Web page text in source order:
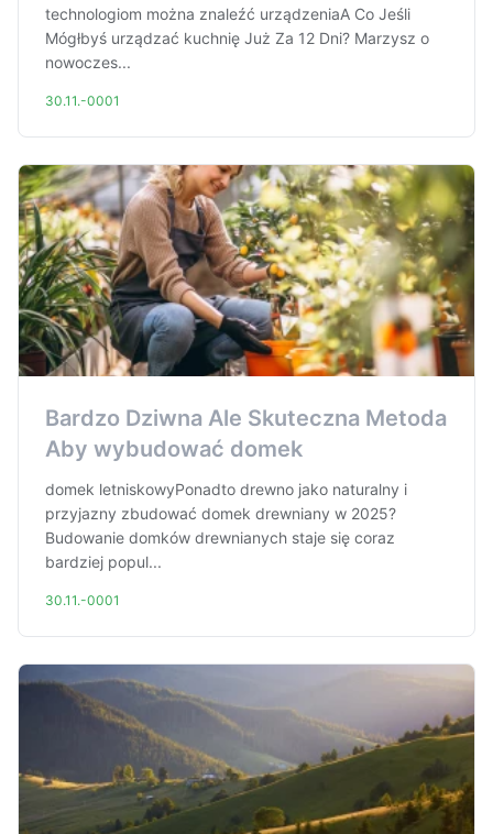
technologiom można znaleźć urządzeniaA Co Jeśli
Mógłbyś urządzać kuchnię Już Za 12 Dni? Marzysz o
nowoczes...
30.11.-0001
Bardzo Dziwna Ale Skuteczna Metoda
Aby wybudować domek
domek letniskowyPonadto drewno jako naturalny i
przyjazny zbudować domek drewniany w 2025?
Budowanie domków drewnianych staje się coraz
bardziej popul...
30.11.-0001